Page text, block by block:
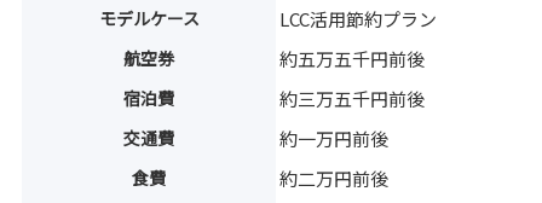
モデルケース LCC活用節約プラン
航空券 約五万五千円前後
宿泊費 約三万五千円前後
交通費 約一万円前後
食費 約二万円前後